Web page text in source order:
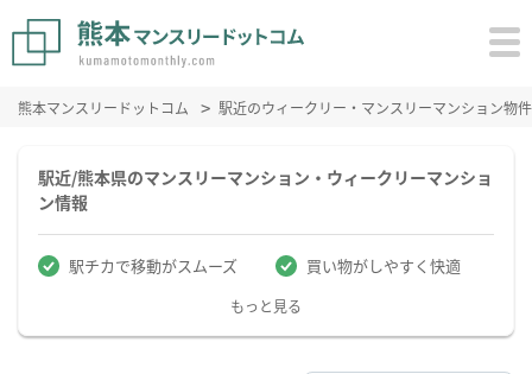
熊本マンスリードットコム 駅近のウィークリー・マンスリーマンション物
駅近/熊本県のマンスリーマンション・ウィークリーマンショ
ン情報
駅チカで移動がスムーズ 買い物がしやすく快適
もっと見る